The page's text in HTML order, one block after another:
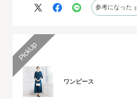
また、購入するとすぐに届くのでとても
参考になった
ワンピース